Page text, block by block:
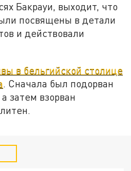
Бакрауи, выходит, что
посвящены в детали
и действовали
в бельгийской столице
. Сначала был подорван
затем взорван